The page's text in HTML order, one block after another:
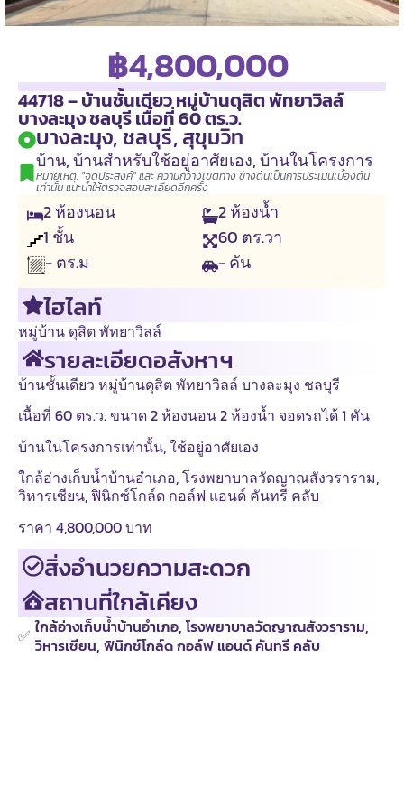
฿4,800,000
44718 – บ้านชั้นเดียว หมู่บ้านดุสิต พัทยาวิลล์
บางละมุง ชลบุรี เนื้อที่ 60 ตร.ว.
บางละมุง, ชลบุรี, สุขุมวิท
บ้าน,บ้านสำหรับใช้อยู่อาศัยเอง,บ้านในโครงการ
หมายเหตุ: "จุดประสงค์" และ ความกว้างเขตทาง ข้างต้นเป็นการประเมินเบื้องต้น
เท่านั้น แนะนำให้ตรวจสอบละเอียดอีกครั้ง
2ห้องนอน 2ห้องน้ำ
1 ชั้น 60 ตร.วา
- ตร.ม
- คัน
ไฮไลท์
หมู่บ้าน ดุสิต พัทยาวิลล์
รายละเอียดอสังหาฯ
บ้านชั้นเดียว หมู่บ้านดุสิต พัทยาวิลล์ บางละมุง ชลบุรี
เนื้อที่ 60 ตร.ว. ขนาด 2 ห้องนอน 2 ห้องน้ำ จอดรถได้ 1 คัน
บ้านในโครงการเท่านั้น, ใช้อยู่อาศัยเอง
ใกล้อ่างเก็บน้ำบ้านอำเภอ, โรงพยาบาลวัดญาณสังวราราม,
วิหารเซียน, ฟินิกซ์โกล์ด กอล์ฟ แอนด์ คันทรี คลับ
ราคา 4,800,000 บาท
สิ่งอำนวยความสะดวก
สถานที่ใกล้เคียง
✅ ใกล้อ่างเก็บน้ำบ้านอำเภอ, โรงพยาบาลวัดญาณสังวราราม,
วิหารเซียน, ฟินิกซ์โกล์ด กอล์ฟ แอนด์ คันทรี คลับ